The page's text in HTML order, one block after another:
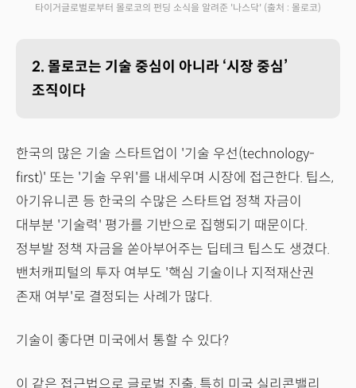
타이거글로벌로부터 몰로코의 펀딩 소식을 알려준 '나스닥' (출처 : 몰로코)
2. 몰로코는 기술 중심이 아니라 ‘시장 중심’
조직이다
한국의 많은 기술 스타트업이 '기술 우선(technology-
first)' 또는 '기술 우위'를 내세우며 시장에 접근한다. 팁스,
아기유니콘 등 한국의 수많은 스타트업 정책 자금이
대부분 '기술력' 평가를 기반으로 집행되기 때문이다.
정부발 정책 자금을 쏟아부어주는 딥테크 팁스도 생겼다.
밴처캐피털의 투자 여부도 '핵심 기술이나 지적재산권
존재 여부'로 결정되는 사례가 많다.
기술이 좋다면 미국에서 통할 수 있다?
이 같은 접근법으로 글로벌 진출, 특히 미국 실리콘밸리